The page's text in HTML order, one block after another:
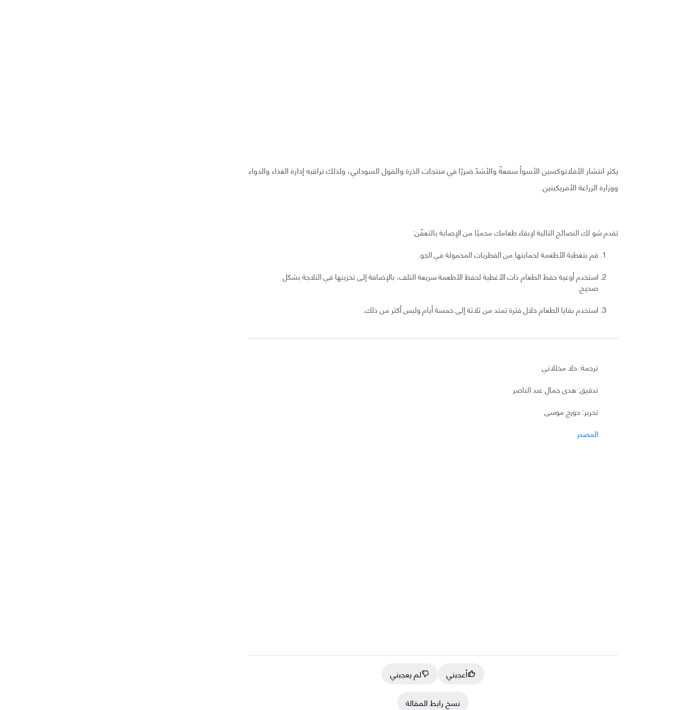
يكثر انتشار الأفلاتوكسين الأسوأ سمعةً والأشدّ ضررًا في منتجات الذرة والفول السوداني، ولذلك تراقبه إدارة الغذاء والدواء
ووزارة الزراعة الأمريكيتين.
تقدم شو لك النصائح التالية لإبقاء طعامك محميًا من الإصابة بالتعفّن:
قم بتغطية الأطعمة لحمايتها من الفطريات المحمولة في الجو.
استخدم أوعية حفظ الطعام ذات الأغطية لحفظ الأطعمة سريعة التلف، بالإضافة إلى تخزينها في الثلاجة بشكل
صحيح.
استخدم بقايا الطعام خلال فترة تمتد من ثلاثة إلى خمسة أيام وليس أكثر من ذلك.
ترجمة: حلا مخللاتي
تدقيق: هدى جمال عبد الناصر
تحرير: جورج موسى
المصدر
أعجبني
لم يعجبني
نسخ رابط المقالة